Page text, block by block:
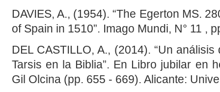
DAVIES, A., (1954). “The Egerton MS.
of Spain in 1510”. Imago Mundi, N° 11 ,
DEL CASTILLO, A., (2014). “Un
Tarsis en la Biblia”. En Libro jubilar en
Gil Olcina (pp. 655 - 669). Alicante: